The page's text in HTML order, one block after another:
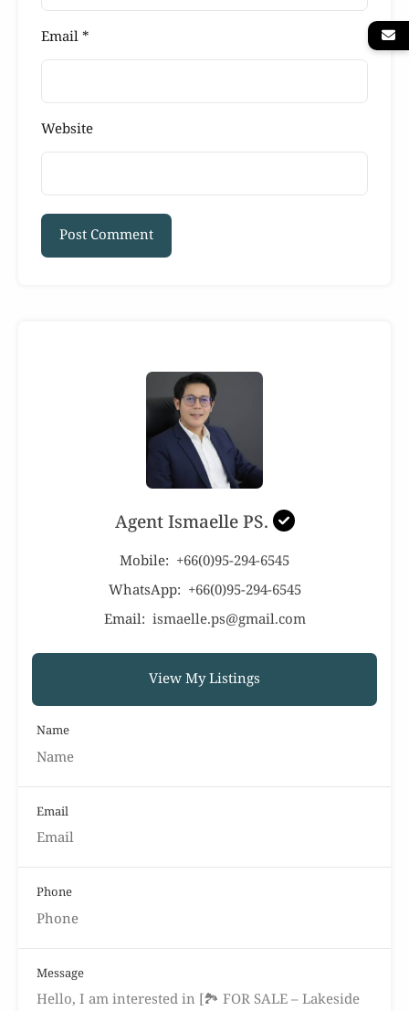
Email*
Website
Agent Ismaelle PS.
Mobile: +66(0)95-294-6545
WhatsApp: +66(0)95-294-6545
Email: ismaelle.ps@gmail.com
View My Listings
Name
Email
Phone
Message